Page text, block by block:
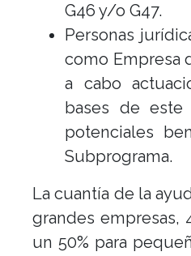
G46 y/o G47.
Personas
como Empresa
a cabo
bases de
potenciales
Subprograma.
La cuantía de la
grandes empresas,
un 50% para